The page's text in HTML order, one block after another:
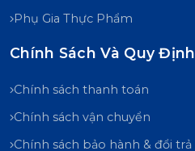
Phụ Gia Thực Phẩm
Chính Sách Và Quy Định
Chính sách thanh toán
Chính sách vận chuyển
Chính sách bảo hành & đổi trả